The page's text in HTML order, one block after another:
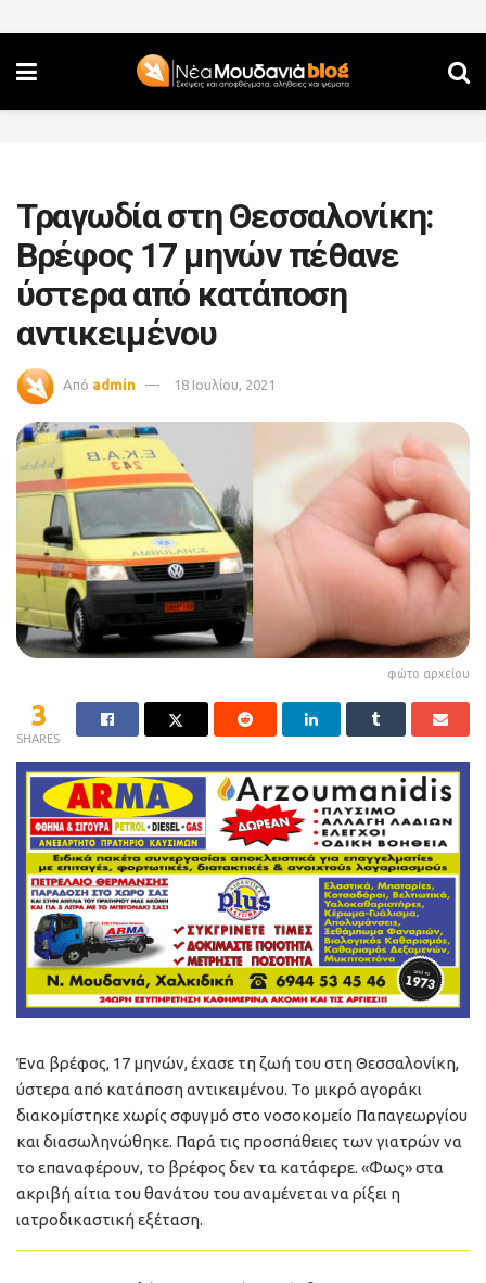
Τραγωδία στη Θεσσαλονίκη:
Βρέφος 17 μηνών πέθανε
ύστερα από κατάποση
αντικειμένου
Από admin 18 Ιουλίου, 2021
φώτο αρχείου
3
SHARES
Ένα βρέφος, 17 μηνών, έχασε τη ζωή του στη Θεσσαλονίκη,
ύστερα από κατάποση αντικειμένου. Το μικρό αγοράκι
διακομίστηκε χωρίς σφυγμό στο νοσοκομείο Παπαγεωργίου
και διασωληνώθηκε. Παρά τις προσπάθειες των γιατρών να
το επαναφέρουν, το βρέφος δεν τα κατάφερε. «Φως» στα
ακριβή αίτια του θανάτου του αναμένεται να ρίξει η
ιατροδικαστική εξέταση.